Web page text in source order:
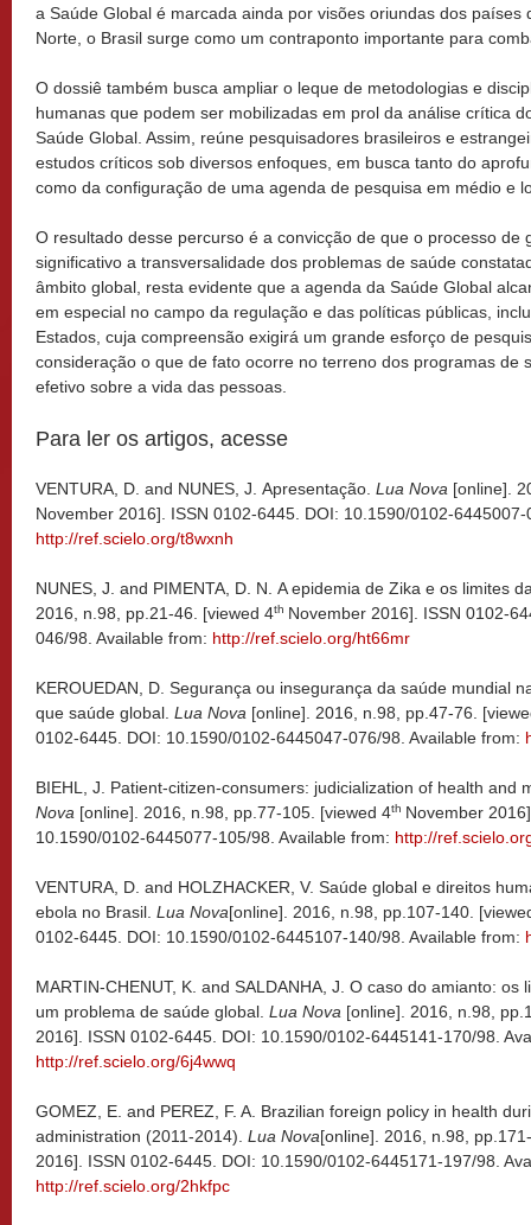
a Saúde Global é marcada ainda por visões oriundas dos países
Norte, o Brasil surge como um contraponto importante para
O dossiê também busca ampliar o leque de metodologias e
humanas que podem ser mobilizadas em prol da análise crítica
Saúde Global. Assim, reúne pesquisadores brasileiros e
estudos críticos sob diversos enfoques, em busca tanto do
como da configuração de uma agenda de pesquisa em médio e
O resultado desse percurso é a convicção de que o processo de
significativo a transversalidade dos problemas de saúde
âmbito global, resta evidente que a agenda da Saúde Global
em especial no campo da regulação e das políticas públicas,
Estados, cuja compreensão exigirá um grande esforço de
consideração o que de fato ocorre no terreno dos programas de
efetivo sobre a vida das pessoas.
Para ler os artigos, acesse
VENTURA, D. and NUNES, J. Apresentação. Lua Nova [online].
November 2016]. ISSN 0102-6445. DOI: 10.1590/0102-
http://ref.scielo.org/t8wxnh
NUNES, J. and PIMENTA, D. N. A epidemia de Zika e os limites
2016, n.98, pp.21-46. [viewed 4th November 2016]. ISSN 0102-
046/98. Available from: http://ref.scielo.org/ht66mr
KEROUEDAN, D. Segurança ou insegurança da saúde mundial
que saúde global. Lua Nova [online]. 2016, n.98, pp.47-76.
0102-6445. DOI: 10.1590/0102-6445047-076/98. Available from:
BIEHL, J. Patient-citizen-consumers: judicialization of health and
Nova [online]. 2016, n.98, pp.77-105. [viewed 4th November
10.1590/0102-6445077-105/98. Available from: http://
VENTURA, D. and HOLZHACKER, V. Saúde global e direitos
ebola no Brasil. Lua Nova[online]. 2016, n.98, pp.107-140.
0102-6445. DOI: 10.1590/0102-6445107-140/98. Available from:
MARTIN-CHENUT, K. and SALDANHA, J. O caso do amianto: os
um problema de saúde global. Lua Nova [online]. 2016, n.98,
2016]. ISSN 0102-6445. DOI: 10.1590/0102-6445141-170/98.
http://ref.scielo.org/6j4wwq
GOMEZ, E. and PEREZ, F. A. Brazilian foreign policy in health
administration (2011-2014). Lua Nova[online]. 2016, n.98,
2016]. ISSN 0102-6445. DOI: 10.1590/0102-6445171-197/98.
http://ref.scielo.org/2hkfpc